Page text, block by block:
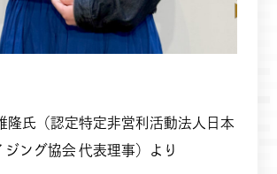
隆氏（認定特定非営利活動法人日本
ジング協会 代表理事）より